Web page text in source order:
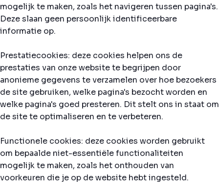
mogelijk te maken, zoals het navigeren tussen pagina's.
Deze slaan geen persoonlijk identificeerbare
informatie op.
Prestatiecookies: deze cookies helpen ons de
prestaties van onze website te begrijpen door
anonieme gegevens te verzamelen over hoe bezoekers
de site gebruiken, welke pagina's bezocht worden en
welke pagina's goed presteren. Dit stelt ons in staat om
de site te optimaliseren en te verbeteren.
Functionele cookies: deze cookies worden gebruikt
om bepaalde niet-essentiële functionaliteiten
mogelijk te maken, zoals het onthouden van
voorkeuren die je op de website hebt ingesteld.